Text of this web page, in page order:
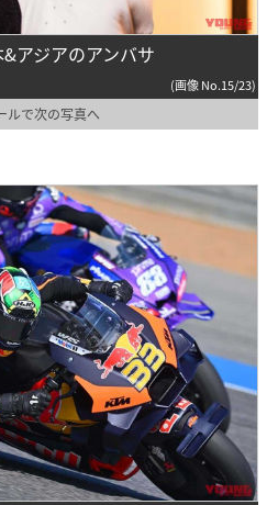
アジアのアンバサ
(画像 No.15/23)
ルで次の写真へ